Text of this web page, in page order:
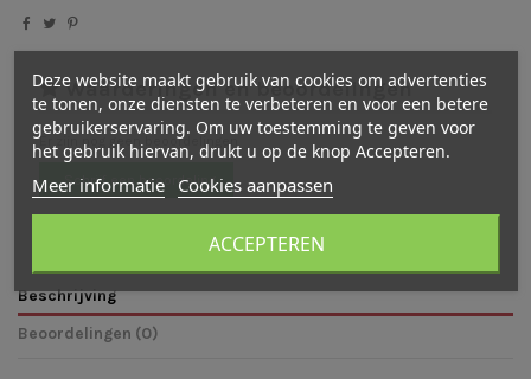
Waarderingen en beoordelingen
Er zijn nog geen beoordelingen
Schrijf een beoordeling
Beschrijving
Beoordelingen (0)
Deze website maakt gebruik van cookies om advertenties
te tonen, onze diensten te verbeteren en voor een betere
gebruikerservaring. Om uw toestemming te geven voor
het gebruik hiervan, drukt u op de knop Accepteren.
Meer informatie Cookies aanpassen
ACCEPTEREN